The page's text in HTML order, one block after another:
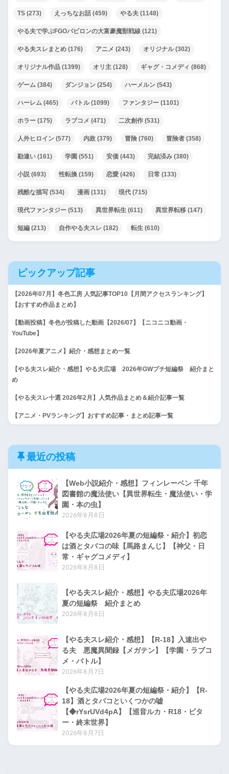
TS (273) えっちなお話 (459) やる夫 (1148)
やる夫で学ぶFGOバビロンの大富豪魔獣戦線 (121)
やる夫スレまとめ (176) アニメ (243) オリジナル(302)
オリジナル作品 (1399) オリ主 (128) ギャグ・コメディ (868)
ゲーム (384) ダンジョン (254) ハーメルン (543)
ハーレム (465) バトル(1099) ファンタジー (1101)
ホラー (175) ラブコメ (471) 二次創作 (531)
人外ヒロイン (577) 内政 (379) 冒険 (760) 冒険者 (358)
勘違い (161) 学園 (551) 安価 (443) 完結済み (380)
小説(693) 性転換 (159) 恋愛 (426) 日常 (133)
残酷な描写 (534) 漫画 (131) 現代 (715)
現代ファンタジー (513) 異世界転生 (611) 異世界転移 (147)
短編 (213) 自作やる夫スレ (182) 転生 (610)
ピックアップ記事
【2026年07月】冬色工房 人気記事TOP10【月間アクセスランキング】
【おすすめ作品まとめ】
【動画投稿】冬色が投稿した動画【2026/07】【ニコニコ動画・
YouTube】
【2026年夏アニメ】紹介・感想まとめ一覧
【やる夫スレ紹介・感想】やる夫広場 2026年GWプチ短編祭 紹介まと
め
【やる夫スレ十選 2026年2月】人気作品まとめ＆紹介記事一覧
【アニメ・PVランキング】おすすめ記事・まとめ記事一覧
最近の投稿
【Web小説紹介・感想】フィンレーベン 千年
図書館の魔法使い【異世界転生・魔法使い・学
園・本の虫】
2026年8月8日
【やる夫広場2026年夏の短編祭・紹介】初恋
は酒とタバコの味【馬路まんじ】【神父・日
常・ギャグコメディ】
2026年8月8日
【やる夫スレ紹介・感想】やる夫広場2026年
夏の短編祭 紹介まとめ
2026年8月8日
【やる夫スレ紹介・感想】【R-18】入速出や
る夫 悪魔異聞録【メガテン】【学園・ラブコ
メ・バトル】
2026年8月7日
【やる夫広場2026年夏の短編祭・紹介】【R-
18】酒とタバコといくつかの嘘
【◆rYsrUVd4pA】【巡音ルカ・R18・ビタ
ー・終末世界】
2026年8月7日